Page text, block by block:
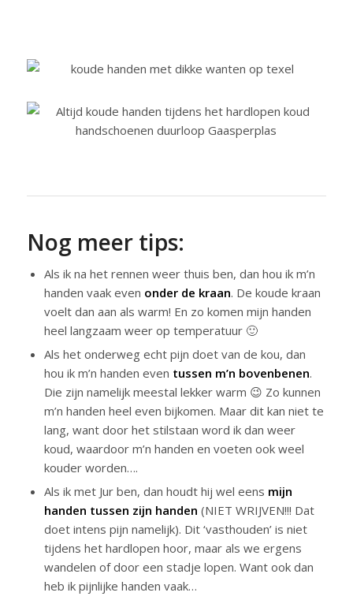
Nog meer tips:
Als ik na het rennen weer thuis ben, dan hou ik m’n
handen vaak even onder de kraan. De koude kraan
voelt dan aan als warm! En zo komen mijn handen
heel langzaam weer op temperatuur 🙂
Als het onderweg echt pijn doet van de kou, dan
hou ik m’n handen even tussen m’n bovenbenen.
Die zijn namelijk meestal lekker warm 😉 Zo kunnen
m’n handen heel even bijkomen. Maar dit kan niet te
lang, want door het stilstaan word ik dan weer
koud, waardoor m’n handen en voeten ook weel
kouder worden….
Als ik met Jur ben, dan houdt hij wel eens mijn
handen tussen zijn handen (NIET WRIJVEN!!! Dat
doet intens pijn namelijk). Dit ‘vasthouden’ is niet
tijdens het hardlopen hoor, maar als we ergens
wandelen of door een stadje lopen. Want ook dan
heb ik pijnlijke handen vaak…